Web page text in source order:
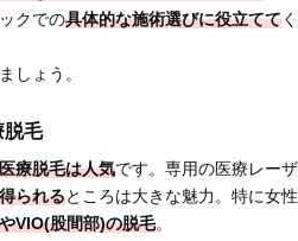
クでの具体的な施術選びに役立ててく
しょう。
脱毛
療脱毛は人気です。専用の医療レーザ
られるところは大きな魅力。特に女性
やVIO(股間部)の脱毛。